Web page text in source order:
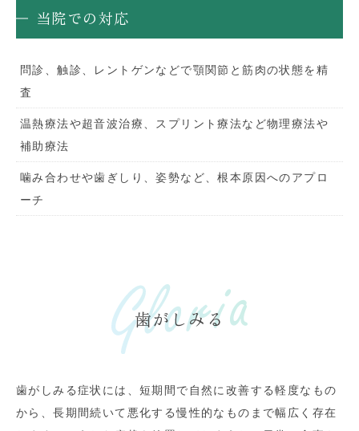
当院での対応
問診、触診、レントゲンなどで顎関節と筋肉の状態を精
査
温熱療法や超音波治療、スプリント療法など物理療法や
補助療法
噛み合わせや歯ぎしり、姿勢など、根本原因へのアプロ
ーチ
歯がしみる
歯がしみる症状には、短期間で自然に改善する軽度なもの
から、長期間続いて悪化する慢性的なものまで幅広く存在